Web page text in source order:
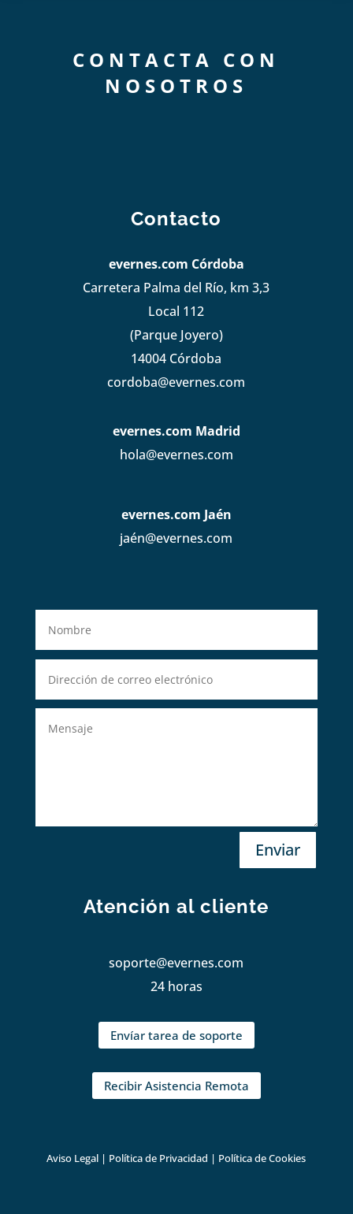
CONTACTA CON
NOSOTROS
Contacto
evernes.com Córdoba
Carretera Palma del Río, km 3,3
Local 112
(Parque Joyero)
14004 Córdoba
cordoba@evernes.com
evernes.com Madrid
hola@evernes.com
evernes.com Jaén
jaén@evernes.com
Enviar
Atención al cliente
soporte@evernes.com
24 horas
Envíar tarea de soporte
Recibir Asistencia Remota
Aviso Legal | Política de Privacidad | Política de Cookies